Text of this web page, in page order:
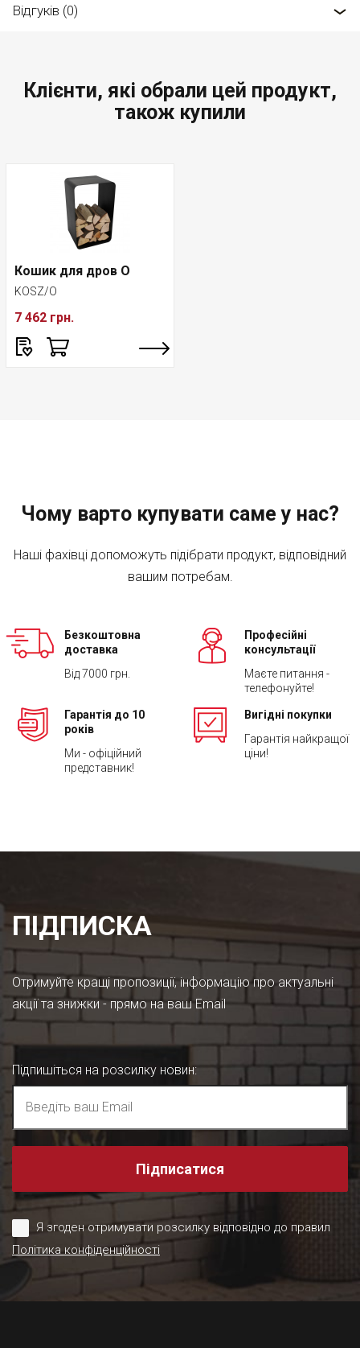
Відгуків (0)
Клієнти, які обрали цей продукт,
також купили
Кошик для дров O
KOSZ/O
7 462 грн.
Чому варто купувати саме у нас?
Наші фахівці допоможуть підібрати продукт, відповідний
вашим потребам.
Безкоштовна
доставка
Від 7000 грн.
Професійні
консультації
Маєте питання -
телефонуйте!
Гарантія до 10
років
Ми - офіційний
представник!
Вигідні покупки
Гарантія найкращої
ціни!
ПІДПИСКА
Отримуйте кращі пропозиції, інформацію про актуальні
акції та знижки - прямо на ваш Email
Підпишіться на розсилку новин:
Підписатися
Я згоден отримувати розсилку відповідно до правил
Політика конфіденційності